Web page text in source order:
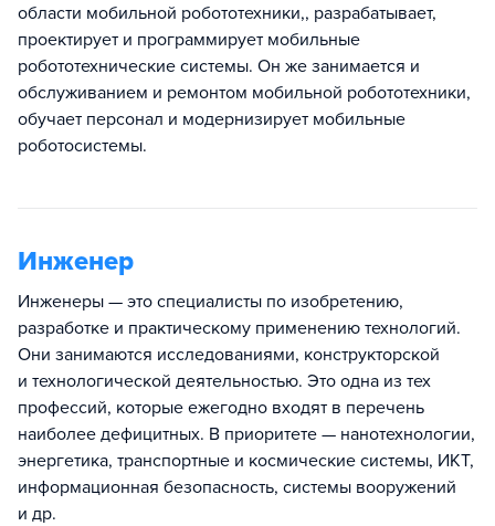
области мобильной робототехники,, разрабатывает,
проектирует и программирует мобильные
робототехнические системы. Он же занимается и
обслуживанием и ремонтом мобильной робототехники,
обучает персонал и модернизирует мобильные
роботосистемы.
Инженер
Инженеры — это специалисты по изобретению,
разработке и практическому применению технологий.
Они занимаются исследованиями, конструкторской
и технологической деятельностью. Это одна из тех
профессий, которые ежегодно входят в перечень
наиболее дефицитных. В приоритете — нанотехнологии,
энергетика, транспортные и космические системы, ИКТ,
информационная безопасность, системы вооружений
и др.